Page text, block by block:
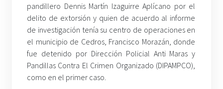
pandillero Dennis Martín Izaguirre Aplícano por el
delito de extorsión y quien de acuerdo al informe
de investigación tenía su centro de operaciones en
el municipio de Cedros, Francisco Morazán, donde
fue detenido por Dirección Policial Anti Maras y
Pandillas Contra El Crimen Organizado (DIPAMPCO),
como en el primer caso.